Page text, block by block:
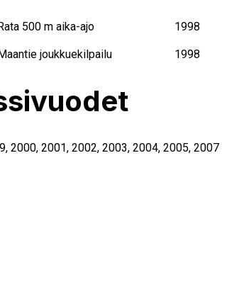
Rata 500 m aika-ajo 1998
Maantie joukkuekilpailu 1998
, 2000, 2001, 2002, 2003, 2004, 2005, 2007